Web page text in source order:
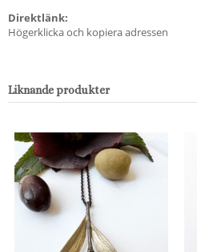
Direktlänk:
Högerklicka och kopiera adressen
Liknande produkter